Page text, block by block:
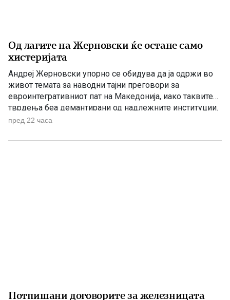
Од лагите на Жерновски ќе остане само
хистеријата
Андреј Жерновски упорно се обидува да ја одржи во
живот темата за наводни тајни преговори за
евроинтегративниот пат на Македонија, иако таквите
тврдења беа демантирани од надлежните институции.
Како што им пукна меурот од сапуница наречен
конструкција – дека власта тајно се подготвува да го
пред 22 часа
Потпишани договорите за железницата